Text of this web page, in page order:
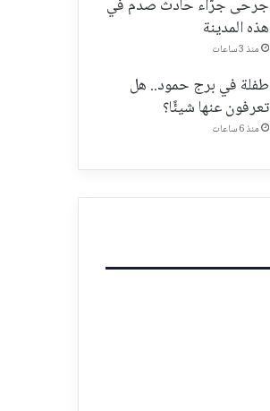
جرحى جرّاء حادث صدم في
هذه المدينة
منذ 3 ساعات
طفلة في برج حمود.. هل
تعرفون عنها شيئًا؟
منذ 6 ساعات